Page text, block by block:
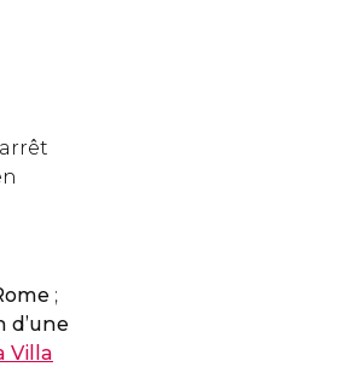
;
d’une
Villa